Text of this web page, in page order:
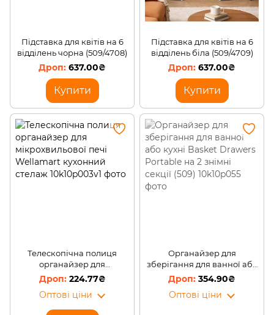
Підставка для квітів на 6
відділень чорна (509/4708)
637.00₴
Купити
Підставка для квітів на 6
відділень біла (509/4709)
637.00₴
Купити
Телескопічна полиця
органайзер для
мікрохвильової печі
Wellamart кухонний
стелаж
224.77₴
Оптові ціни
Органайзер для
зберігання для ванної або
кухні Basket Drawers
Portable на 2 знімні секції
(509)
354.90₴
Оптові ціни